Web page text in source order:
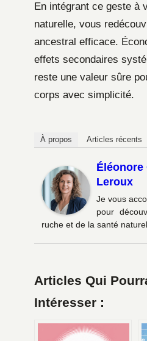
En intégrant ce geste à
naturelle, vous
ancestral efficace.
effets secondaires
reste une valeur sûre
corps avec simplicité.
À propos Articles récents
Éléonore
Leroux
Je vous
pour
ruche et de la santé
Articles Qui
Intéresser :